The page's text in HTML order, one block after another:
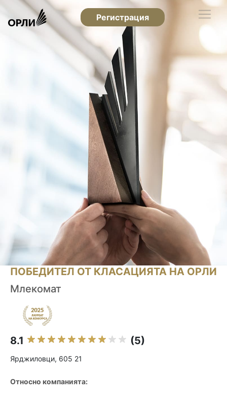
Регистрация
ПОБЕДИТЕЛ ОТ КЛАСАЦИЯТА НА ОРЛИ
Млекомат
8.1 (5)
Ярджиловци, 605 21
Относно компанията: